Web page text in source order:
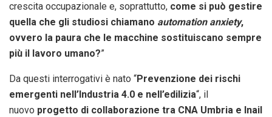
crescita occupazionale e, soprattutto, come si può gestire
quella che gli studiosi chiamano automation anxiety,
ovvero la paura che le macchine sostituiscano sempre
più il lavoro umano?”
Da questi interrogativi è nato “Prevenzione dei rischi
emergenti nell’Industria 4.0 e nell’edilizia“, il
nuovo progetto di collaborazione tra CNA Umbria e Inail